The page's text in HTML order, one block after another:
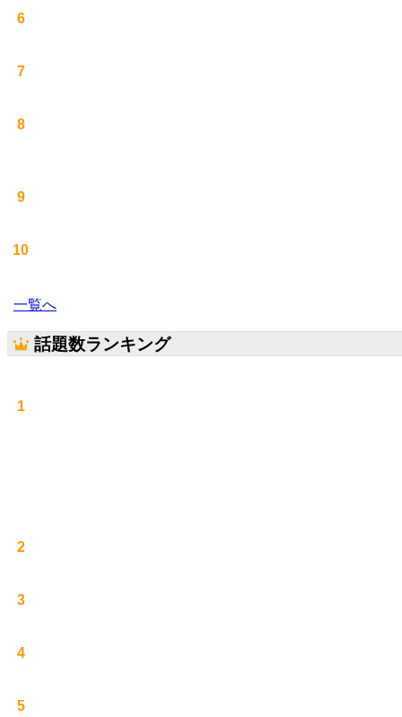
6
7
8
9
10
一覧へ
話題数ランキング
1
2
3
4
5